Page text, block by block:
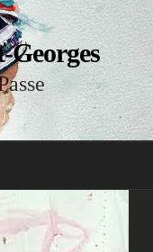
Georges